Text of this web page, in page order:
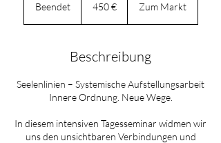
BeendetB
d
t
450 € Zum Markt
Beschreibung
Seelenlinien – Systemische Aufstellungsarbeit
Innere Ordnung. Neue Wege.
In diesem intensiven Tagesseminar widmen wir
uns den unsichtbaren Verbindungen und